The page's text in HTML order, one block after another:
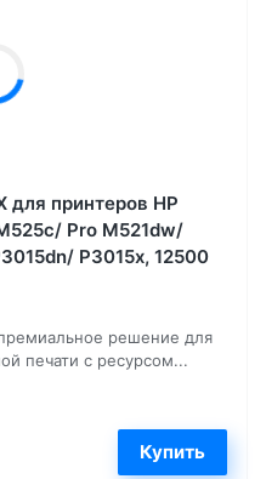
для принтеров HP
Pro M521dw/
P3015x, 12500
решение для
печати с ресурсом...